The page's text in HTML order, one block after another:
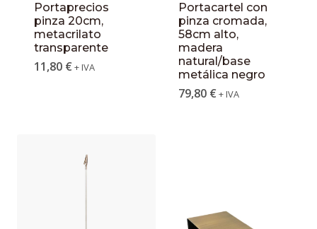
Portaprecios
pinza 20cm,
metacrilato
transparente
11,80 € + IVA
Portacartel con
pinza cromada,
58cm alto,
madera
natural/base
metálica negro
79,80 € + IVA